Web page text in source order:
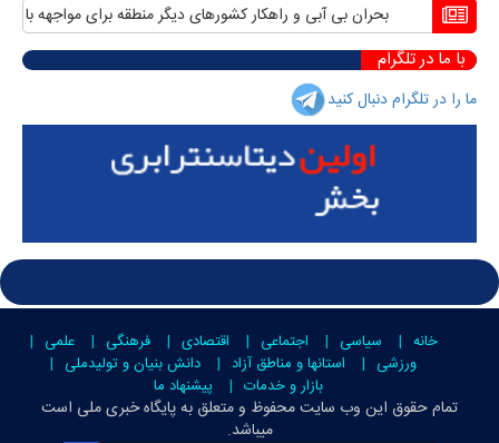
بحران بی آبی و راهکار کشورهای دیگر منطقه برای مواجهه با آن
با ما در تلگرام
ما را در تلگرام دنبال کنید
خانه سیاسی اجتماعی اقتصادی فرهنگی
علمی
ورزشی
استانها و مناطق آزاد
دانش بنیان و تولیدملی
بازار و خدمات
پیشنهاد ما
تمام حقوق این وب سایت محفوظ و متعلق بهپایگاه خبری ملی است
میباشد.